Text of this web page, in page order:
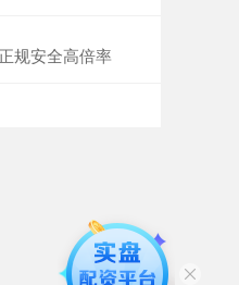
规安全高倍率